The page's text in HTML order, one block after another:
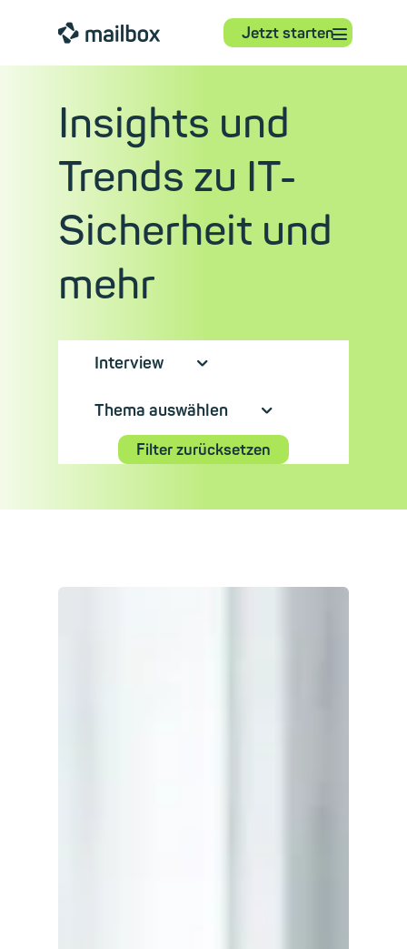
mailbox Jetzt starten⋮
Insights und
Trends zu IT-
Sicherheit und
mehr
Interview ⮟
Thema auswählen ⮟
Filter zurücksetzen